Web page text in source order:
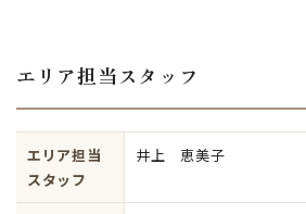
エリア担当スタッフ
エリア担当
スタッフ
井上 恵美子